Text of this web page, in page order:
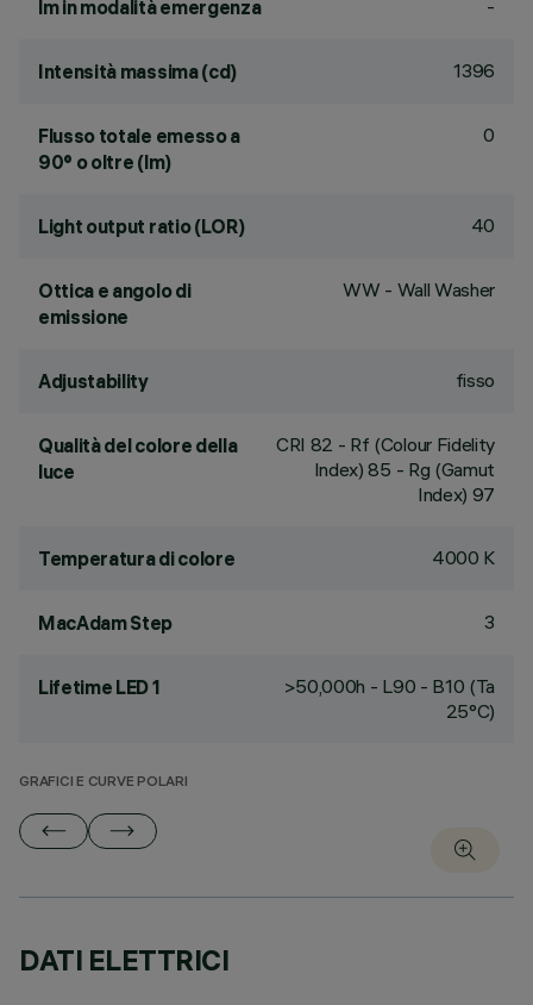
lm in modalità emergenza -
Intensità massima (cd) 1396
Flusso totale emesso a
90° o oltre (lm)
0
Light output ratio (LOR) 40
Ottica e angolo di
emissione
WW - Wall Washer
Adjustability fisso
Qualità del colore della
luce
CRI 82 - Rf (Colour Fidelity
Index) 85 - Rg (Gamut
Index) 97
Temperatura di colore 4000 K
MacAdam Step 3
Lifetime LED 1
>50,000h - L90 - B10 (Ta
25°C)
GRAFICI E CURVE POLARI
DATI ELETTRICI